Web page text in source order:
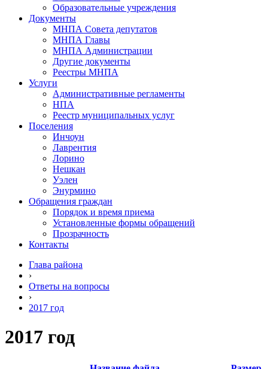
Образовательные учреждения
Документы
МНПА Совета депутатов
МНПА Главы
МНПА Администрации
Другие документы
Реестры МНПА
Услуги
Административные регламенты
НПА
Реестр муниципальных услуг
Поселения
Инчоун
Лаврентия
Лорино
Нешкан
Уэлен
Энурмино
Обращения граждан
Порядок и время приема
Установленные формы обращений
Прозрачность
Контакты
Глава района
›
Ответы на вопросы
›
2017 год
2017 год